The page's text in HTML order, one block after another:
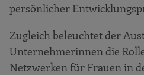
persönlicher
Zugleich beleuchtet der
Unternehmerinnen die
Netzwerken für Frauen in